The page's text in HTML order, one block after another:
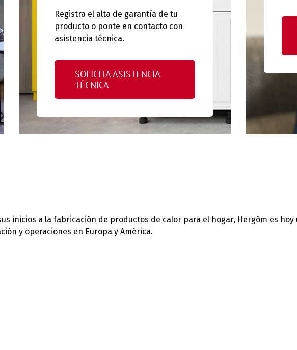
Registra el alta de garantía de tu
producto o ponte en contacto con
asistencia técnica.
SOLICITA ASISTENCIA
TÉCNICA
inicios a la fabricación de productos de calor para el hogar, Hergóm es
y operaciones en Europa y América.